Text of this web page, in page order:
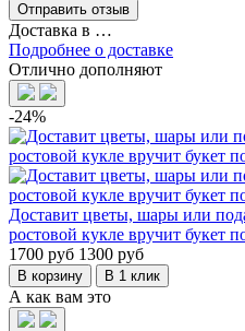
Доставка в …
Подробнее о доставке
Отлично дополняют
-24%
Доставит цветы, шары или
ростовой кукле вручит букет
1700 руб 1300 руб
В корзину В 1 клик
А как вам это